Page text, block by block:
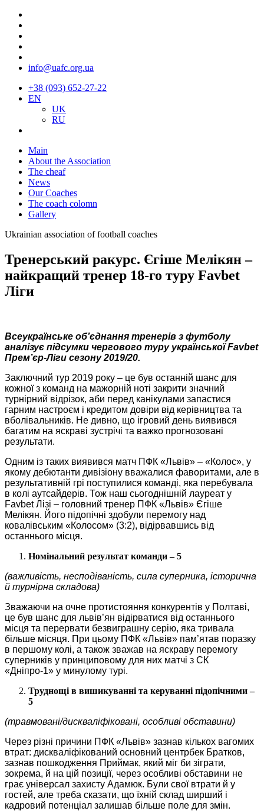
info@uafc.org.ua
+38 (093) 652-27-22
EN
UK
RU
Main
About the Association
The cheaf
News
Our Coaches
The coach colomn
Gallery
Ukrainian association of football coaches
Тренерський ракурс. Єгіше Мелікян –
найкращий тренер 18-го туру Favbet
Ліги
Всеукраїнське об’єднання тренерів з футболу
аналізує підсумки чергового туру української Favbet
Прем’єр-Ліги сезону 2019/20.
Заключний тур 2019 року – це був останній шанс для
кожної з команд на мажорній ноті закрити значний
турнірний відрізок, аби перед канікулами запастися
гарним настроєм і кредитом довіри від керівництва та
вболівальників. Не дивно, що ігровий день виявився
багатим на яскраві зустрічі та важко прогнозовані
результати.
Одним із таких виявився матч ПФК «Львів» – «Колос», у
якому дебютанти дивізіону вважалися фаворитами, але в
результативній грі поступилися команді, яка перебувала
в колі аутсайдерів. Тож наш сьогоднішній лауреат у
Favbet Лізі – головний тренер ПФК «Львів» Єгіше
Мелікян. Його підопічні здобули перемогу над
ковалівським «Колосом» (3:2), відірвавшись від
останнього місця.
Номінальний результат команди – 5
(важливість, несподіваність, сила суперника, історична
й турнірна складова)
Зважаючи на очне протистояння конкурентів у Полтаві,
це був шанс для львів’ян відірватися від останнього
місця та перервати безвиграшну серію, яка тривала
більше місяця. При цьому ПФК «Львів» пам’ятав поразку
в першому колі, а також зважав на яскраву перемогу
суперників у принциповому для них матчі з СК
«Дніпро-1» у минулому турі.
Труднощі в вишикуванні та керуванні підопічними –
5
(травмовані/дискваліфіковані, особливі обставини)
Через різні причини ПФК «Львів» зазнав кількох вагомих
втрат: дискваліфікований основний центрбек Братков,
зазнав пошкодження Приймак, який міг би зіграти,
зокрема, й на цій позиції, через особливі обставини не
грає універсал захисту Адамюк. Були свої втрати й у
гостей, але треба сказати, що їхній склад ширший і
кадровий потенціал залишав більше поле для змін.